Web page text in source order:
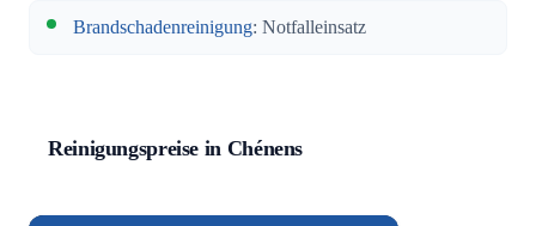
Brandschadenreinigung: Notfalleinsatz
Reinigungspreise in Chénens